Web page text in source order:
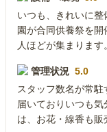
いつも、きれいに
園が合同供養祭を
人ほどが集まります
管理状況 5.0
スタッフ数名が常
届いておりいつも
は、お花・線香も販